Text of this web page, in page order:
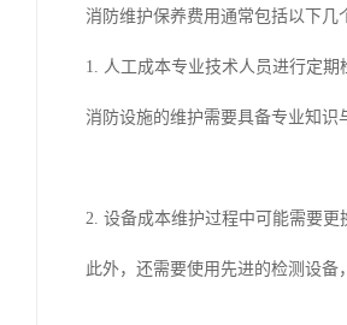
消防维护保养费用通常包括以下几
1. 人工成本专业技术人员进行定期
消防设施的维护需要具备专业知识
2. 设备成本维护过程中可能需要更
此外，还需要使用先进的检测设备